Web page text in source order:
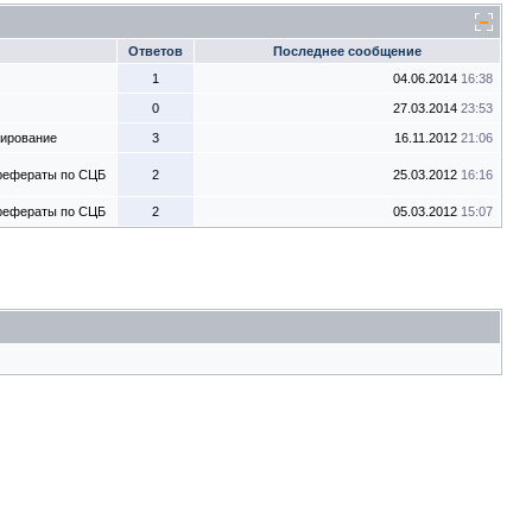
Ответов
Последнее сообщение
1 04.06.2014 16:38
0 27.03.2014 23:53
3 16.11.2012 21:06
по СЦБ 2 25.03.2012 16:16
по СЦБ 2 05.03.2012 15:07